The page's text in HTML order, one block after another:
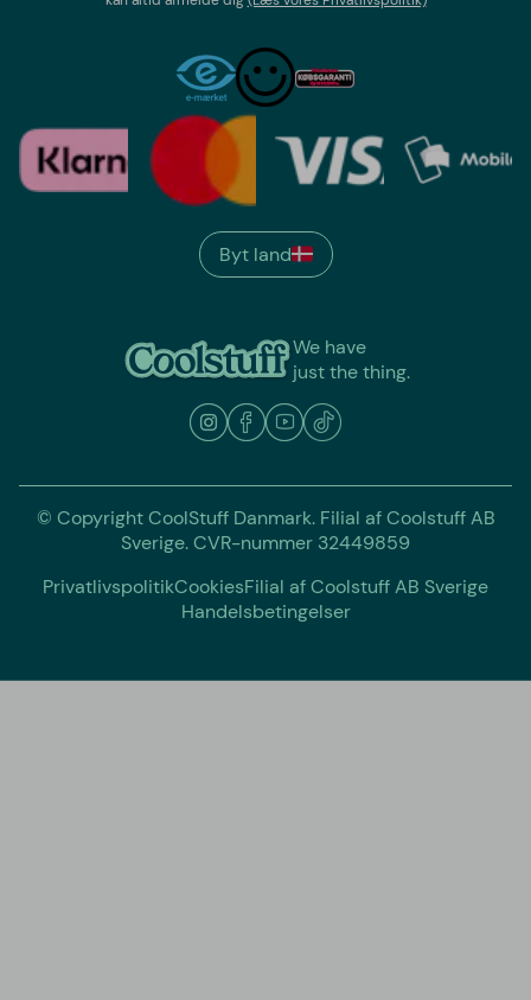
We have
just the thing.
Byt land
© Copyright CoolStuff Danmark. Filial af Coolstuff AB
Sverige. CVR-nummer 32449859
PrivatlivspolitikCookiesFilial af Coolstuff AB Sverige
Handelsbetingelser